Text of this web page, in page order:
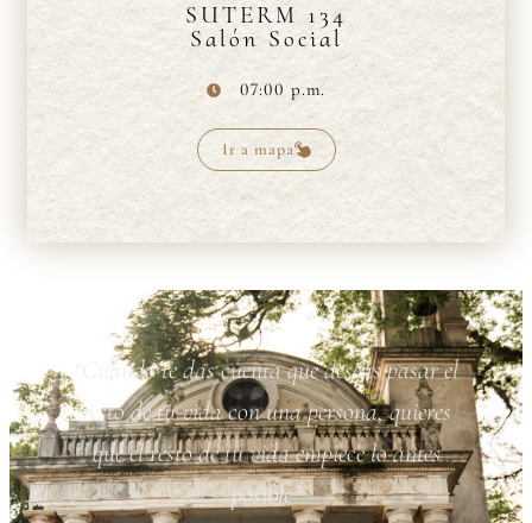
SUTERM 134
Salón Social
07:00 p.m.
Ir a mapa
“Cuando te das cuenta que deseas pasar el
resto de tu vida con una persona, quieres
que el resto de tu vida empiece lo antes
posible”